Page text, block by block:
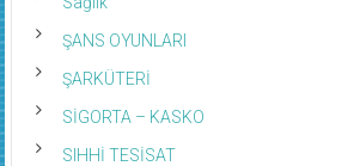
ŞANS OYUNLARI
ŞARKÜTERİ
SİGORTA – KASKO
SIHHİ TESİSAT